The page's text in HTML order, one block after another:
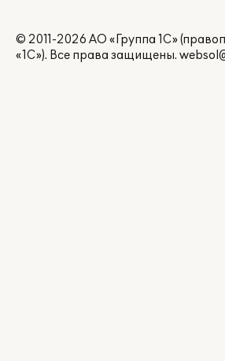
© 2011-2026 АО «Группа 1С»
«1С»). Все права защищены.